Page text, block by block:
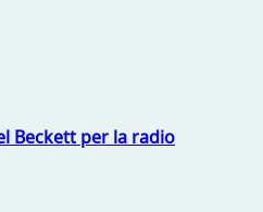
Beckett per la radio